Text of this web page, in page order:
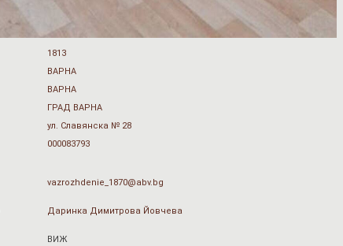
1813
ВАРНА
ВАРНА
ГРАД ВАРНА
ул. Славянска № 28
000083793
vazrozhdenie_1870@abv.bg
Даринка Димитрова Йовчева
ВИЖ